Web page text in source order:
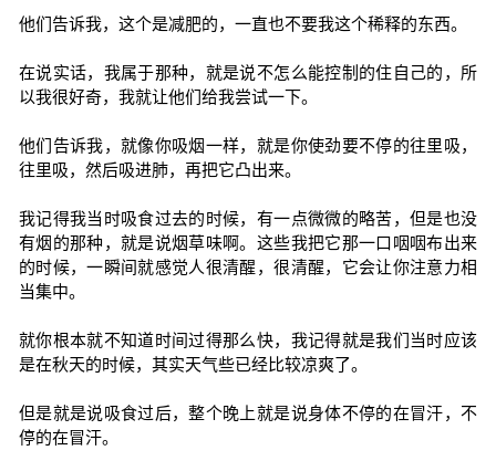
他们告诉我，这个是减肥的，一直也不要我这个稀释的东西。
在说实话，我属于那种，就是说不怎么能控制的住自己的，所
以我很好奇，我就让他们给我尝试一下。
他们告诉我，就像你吸烟一样，就是你使劲要不停的往里吸，
往里吸，然后吸进肺，再把它凸出来。
我记得我当时吸食过去的时候，有一点微微的略苦，但是也没
有烟的那种，就是说烟草味啊。这些我把它那一口咽咽布出来
的时候，一瞬间就感觉人很清醒，很清醒，它会让你注意力相
当集中。
就你根本就不知道时间过得那么快，我记得就是我们当时应该
是在秋天的时候，其实天气些已经比较凉爽了。
但是就是说吸食过后，整个晚上就是说身体不停的在冒汗，不
停的在冒汗。